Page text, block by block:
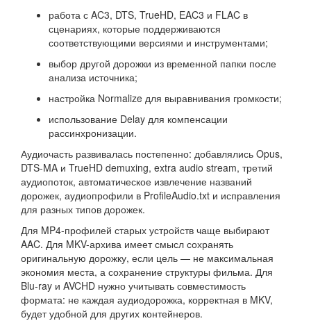
работа с AC3, DTS, TrueHD, EAC3 и FLAC в
сценариях, которые поддерживаются
соответствующими версиями и инструментами;
выбор другой дорожки из временной папки после
анализа источника;
настройка Normalize для выравнивания громкости;
использование Delay для компенсации
рассинхронизации.
Аудиочасть развивалась постепенно: добавлялись Opus,
DTS-MA и TrueHD demuxing, extra audio stream, третий
аудиопоток, автоматическое извлечение названий
дорожек, аудиопрофили в ProfileAudio.txt и исправления
для разных типов дорожек.
Для MP4-профилей старых устройств чаще выбирают
AAC. Для MKV-архива имеет смысл сохранять
оригинальную дорожку, если цель — не максимальная
экономия места, а сохранение структуры фильма. Для
Blu-ray и AVCHD нужно учитывать совместимость
формата: не каждая аудиодорожка, корректная в MKV,
будет удобной для других контейнеров.